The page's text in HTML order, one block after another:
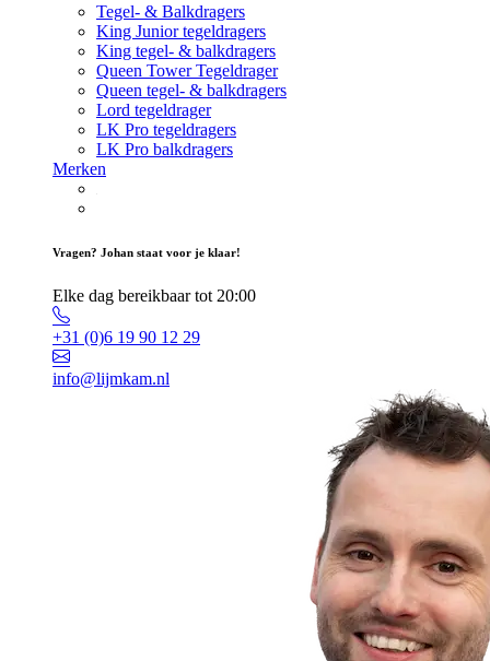
Tegel- & Balkdragers
King Junior tegeldragers
King tegel- & balkdragers
Queen Tower Tegeldrager
Queen tegel- & balkdragers
Lord tegeldrager
LK Pro tegeldragers
LK Pro balkdragers
Merken
Vragen? Johan staat voor je klaar!
Elke dag bereikbaar tot 20:00
+31 (0)6 19 90 12 29
info@lijmkam.nl